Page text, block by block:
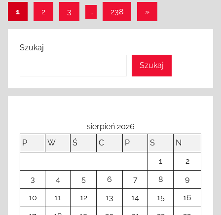
Stronicowanie
wpisów
1 2 3 … 238
Następne
»
Szukaj
Szukaj
sierpień 2026
P
W Ś C P S
N
1
2
3
4 5 6 7 8
9
10
11 12 13 14 15
16